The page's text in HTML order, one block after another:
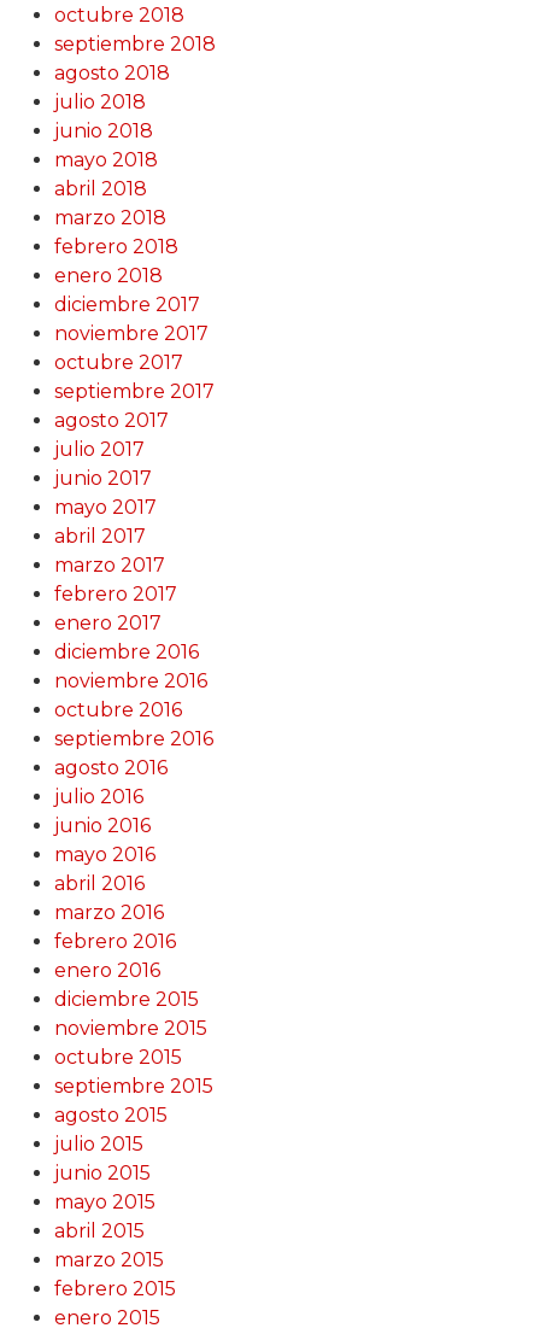
octubre 2018
septiembre 2018
agosto 2018
julio 2018
junio 2018
mayo 2018
abril 2018
marzo 2018
febrero 2018
enero 2018
diciembre 2017
noviembre 2017
octubre 2017
septiembre 2017
agosto 2017
julio 2017
junio 2017
mayo 2017
abril 2017
marzo 2017
febrero 2017
enero 2017
diciembre 2016
noviembre 2016
octubre 2016
septiembre 2016
agosto 2016
julio 2016
junio 2016
mayo 2016
abril 2016
marzo 2016
febrero 2016
enero 2016
diciembre 2015
noviembre 2015
octubre 2015
septiembre 2015
agosto 2015
julio 2015
junio 2015
mayo 2015
abril 2015
marzo 2015
febrero 2015
enero 2015